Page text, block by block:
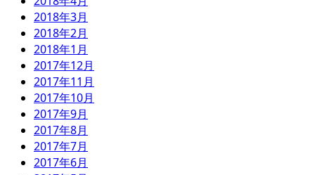
2018年3月
2018年2月
2018年1月
2017年12月
2017年11月
2017年10月
2017年9月
2017年8月
2017年7月
2017年6月